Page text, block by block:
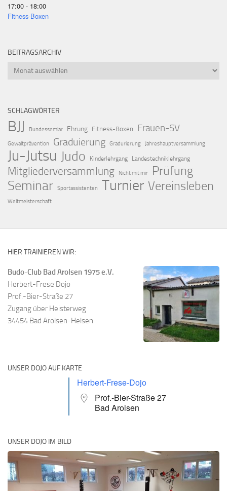
17:00 - 18:00
Fitness-Boxen
BEITRAGSARCHIV
Beitragsarchiv
SCHLAGWÖRTER
BJJ Bundessemiar Ehrung Fitness-Boxen Frauen-SV
Gewaltprävention Graduierung Gradurierung Jahreshauptversammlung
Ju-Jutsu Judo Kinderlehrgang Landestechniklehrgang
Mitgliederversammlung Nicht mit mir Prüfung
Seminar Sportassistenten Turnier Vereinsleben
Weltmeisterschaft
HIER TRAINIEREN WIR:
Budo-Club Bad Arolsen 1975 e.V.
Herbert-Frese Dojo
Prof.-Bier-Straße 27
Zugang über Heisterweg
34454 Bad Arolsen-Helsen
UNSER DOJO AUF KARTE
Herbert-Frese-Dojo
Prof.-Bier-Straße 27
Bad Arolsen
UNSER DOJO IM BILD